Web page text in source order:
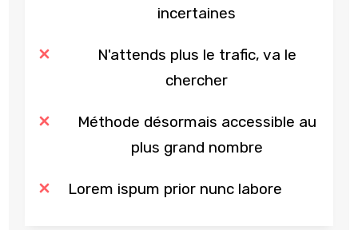
incertaines
N'attends plus le trafic, va le
chercher
Méthode désormais accessible au
plus grand nombre
Lorem ispum prior nunc labore